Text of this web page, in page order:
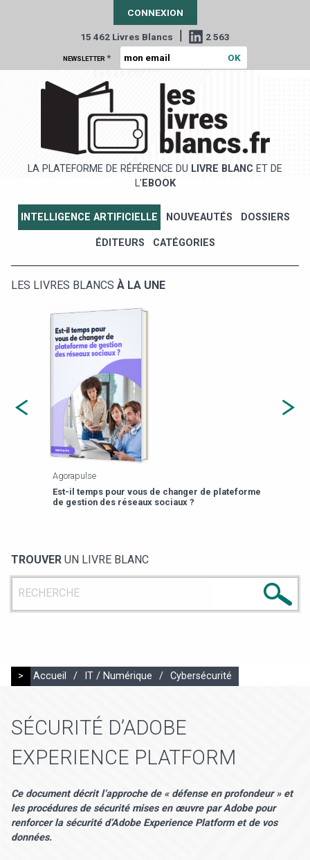
CONNEXION
15 462 Livres Blancs | 2 563
NEWSLETTER *
LA PLATEFORME DE RÉFÉRENCE DU LIVRE BLANC ET DE
L' EBOOK
INTELLIGENCE ARTIFICIELLE NOUVEAUTÉS DOSSIERS
ÉDITEURS CATÉGORIES
LES LIVRES BLANCS À LA UNE
Agorapulse
Est-il temps pour vous de changer de plateforme
de gestion des réseaux sociaux ?
TROUVER UN LIVRE BLANC
> Accueil / IT / Numérique / Cybersécurité
SÉCURITÉ D’ADOBE
EXPERIENCE PLATFORM
Ce document décrit l’approche de « défense en profondeur » et
les procédures de sécurité mises en œuvre par Adobe pour
renforcer la sécurité d’Adobe Experience Platform et de vos
données.